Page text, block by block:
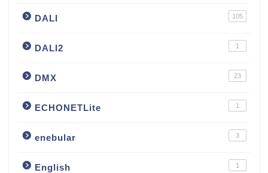
DALI 105
DALI2 1
DMX 23
ECHONETLite 1
enebular 3
English 1